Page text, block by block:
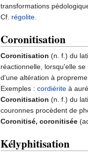
transformations
Cf. régolite.
Coronitisation
Coronitisation (n. f.) du
réactionnelle, lorsqu'elle
d'une altération à
Exemples : cordiérite à
Coronitisation (n. f.) du
couronnes procèdent de
Coronitisé, coronitisée
Kélyphitisation